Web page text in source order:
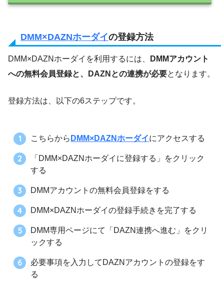
DMM×DAZNホーダイの登録方法
DMM×DAZNホーダイを利用するには、
DMMアカウント
への無料会員登録と、DAZNとの連携が必要となります。
登録方法は、以下の6ステップです。
こちらから DMM×DAZNホーダイにアクセスする
「DMM×DAZNホーダイに登録する」をクリック
する
DMMアカウントの無料会員登録をする
DMM×DAZNホーダイの登録手続きを完了する
DMM専用ページにて「DAZN連携へ進む」をクリ
ックする
必要事項を入力してDAZNアカウントの登録をす
る